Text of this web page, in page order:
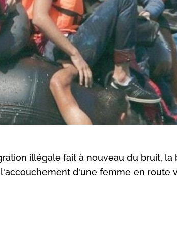
illégale fait à nouveau du bruit, la
l'accouchement d'une femme en route